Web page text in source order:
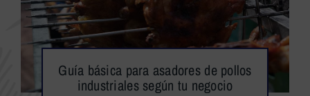
Guía básica para asadores de pollos
industriales según tu negocio